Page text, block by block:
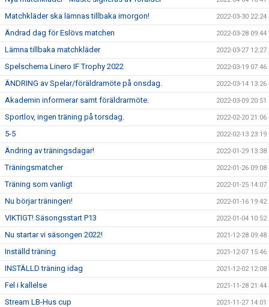
Matchkläder ska lämnas tillbaka imorgon! 2022-03-30 22:24
Ändrad dag för Eslövs matchen 2022-03-28 09:44
Lämna tillbaka matchkläder 2022-03-27 12:27
Spelschema Linero IF Trophy 2022 2022-03-19 07:46
ÄNDRING av Spelar/föräldramöte på onsdag. 2022-03-14 13:26
Akademin informerar samt föräldrarmöte. 2022-03-09 20:51
Sportlov, ingen träning på torsdag. 2022-02-20 21:06
5-5 2022-02-13 23:19
Ändring av träningsdagar! 2022-01-29 13:38
Träningsmatcher 2022-01-26 09:08
Träning som vanligt 2022-01-25 14:07
Nu börjar träningen! 2022-01-16 19:42
VIKTIGT! Säsongsstart P13 2022-01-04 10:52
Nu startar vi säsongen 2022! 2021-12-28 09:48
Inställd träning 2021-12-07 15:46
INSTÄLLD träning idag 2021-12-02 12:08
Fel i kallelse 2021-11-28 21:44
Stream LB-Hus cup 2021-11-27 14:01